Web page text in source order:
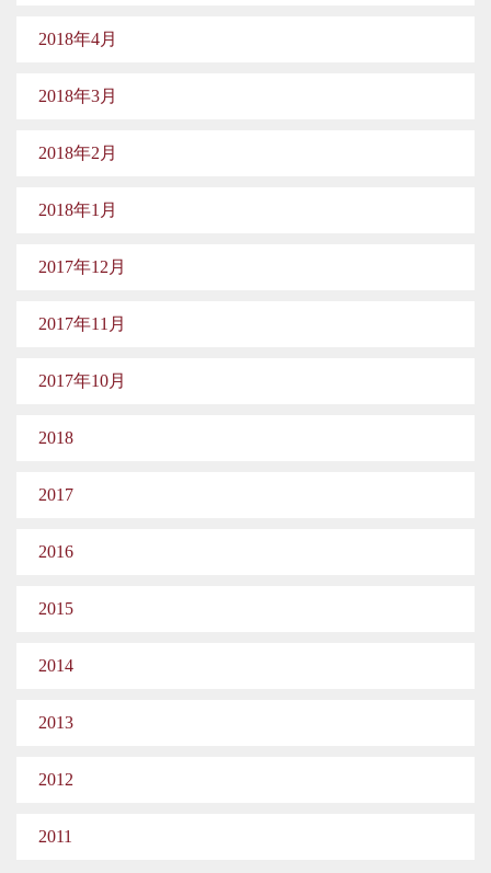
2018年4月
2018年3月
2018年2月
2018年1月
2017年12月
2017年11月
2017年10月
2018
2017
2016
2015
2014
2013
2012
2011